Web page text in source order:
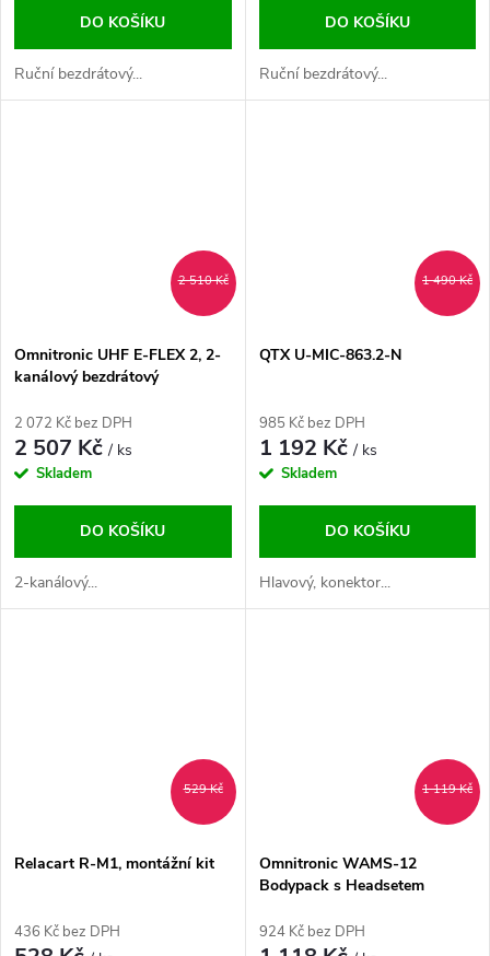
DO KOŠÍKU
Ruční bezdrátový...
DO KOŠÍKU
Ruční bezdrátový...
2 510 Kč
Omnitronic UHF E-FLEX 2, 2-
kanálový bezdrátový
865 MHz
2 072 Kč bez DPH
2 507 Kč/ ks
Skladem
DO KOŠÍKU
2-kanálový...
1 490 Kč
QTX U-MIC-863.2-N
985 Kč bez DPH
1 192 Kč/ ks
Skladem
DO KOŠÍKU
Hlavový, konektor...
529 Kč
Relacart R-M1, montážní kit
436 Kč bez DPH
1 119 Kč
Omnitronic WAMS-12
Bodypack s Headsetem
924 Kč bez DPH